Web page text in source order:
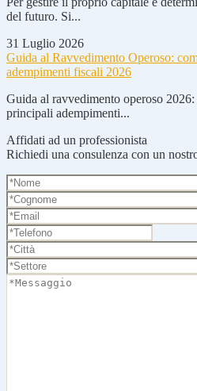
del futuro. Si...
31 Luglio 2026
Guida al Ravvedimento Operoso:
adempimenti fiscali 2026
Guida al ravvedimento operoso
principali adempimenti...
Affidati ad un professionista
Richiedi una consulenza con un